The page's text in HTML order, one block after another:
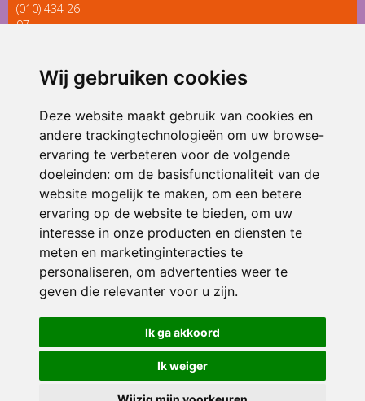
Wij gebruiken cookies
Deze website maakt gebruik van cookies en
andere trackingtechnologieën om uw browse-
ervaring te verbeteren voor de volgende
doeleinden: om de basisfunctionaliteit van de
website mogelijk te maken, om een betere
ervaring op de website te bieden, om uw
interesse in onze producten en diensten te
meten en marketinginteracties te
personaliseren, om advertenties weer te
geven die relevanter voor u zijn.
Ik ga akkoord
Ik weiger
(010) 434 26
97
ONDERDEEL VAN
© 2026 IKC ’t Palet | Alle rechten voorbehouden
Privacy policy|Disclaimer| Klachtenregeling|RSIN en Anbi
voorkeuren
Crealisatie The MindOffice